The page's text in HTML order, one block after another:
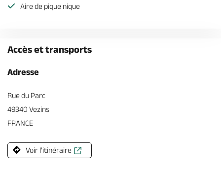
Aire de pique nique
Accès et transports
Adresse
Rue du Parc
49340 Vezins
FRANCE
Voir l'itinéraire